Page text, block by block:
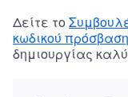
Δείτε το
κωδικού
δημιουργίας